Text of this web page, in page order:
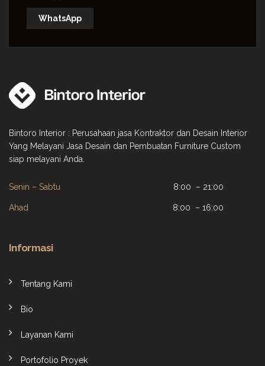
WhatsApp
Bintoro Interior : Perusahaan jasa Kontraktor dan Desain Interior
Yang Melayani Jasa Desain dan Pembuatan Furniture Custom
siap melayani Anda.
Senin – Sabtu 8:00 – 21:00
Ahad 8:00 – 16:00
Informasi
Tentang Kami
Bio
Layanan Kami
Portofolio Proyek